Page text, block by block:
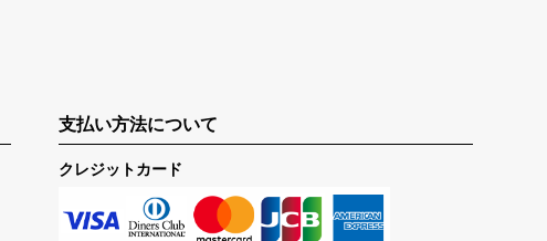
支払い方法について
クレジットカード